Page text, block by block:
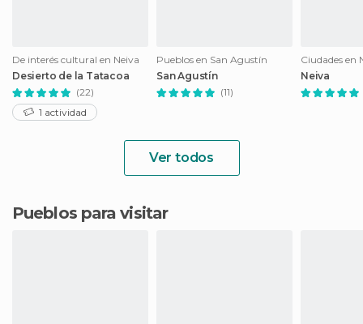
De interés cultural en Neiva
Desierto de la Tatacoa
(22)
1 actividad
Pueblos en San Agustín
San Agustín
(11)
Ciudades en
Neiva
Ver todos
Pueblos para visitar